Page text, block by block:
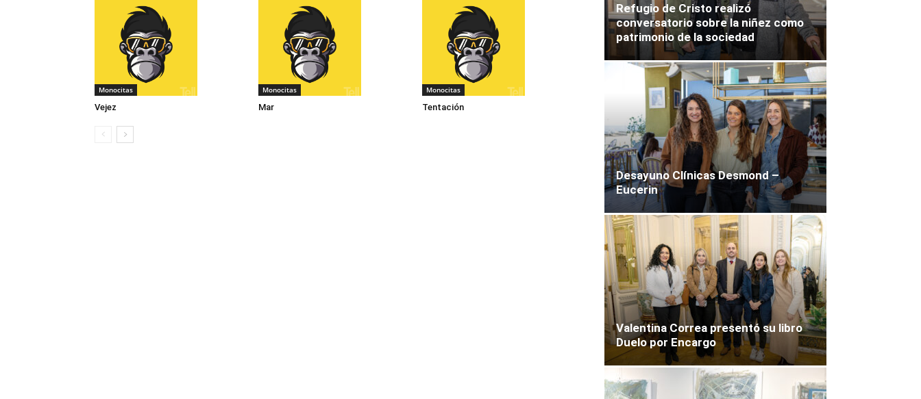
Monocitas
Vejez
Monocitas
Mar
Monocitas
Tentación
Refugio de Cristo realizó
conversatorio sobre la niñez como
patrimonio de la sociedad
Desayuno Clínicas Desmond –
Eucerin
Valentina Correa presentó su libro
Duelo por Encargo